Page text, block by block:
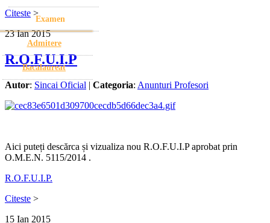
Examen
Admitere
Bacalaureat
Citeste >
23 Ian 2015
R.O.F.U.I.P
Autor: Sincai Oficial | Categoria: Anunturi Profesori
Aici puteți descărca și vizualiza nou R.O.F.U.I.P aprobat prin
O.M.E.N. 5115/2014 .
R.O.F.U.I.P.
Citeste >
15 Ian 2015